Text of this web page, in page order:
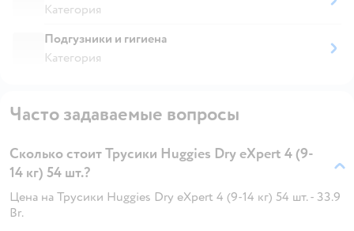
Категория
Подгузники и гигиена
Категория
Часто задаваемые вопросы
Сколько стоит Трусики Huggies Dry eXpert 4 (9-
14 кг) 54 шт.?
Цена на Трусики Huggies Dry eXpert 4 (9-14 кг) 54 шт. - 33.9
Br.